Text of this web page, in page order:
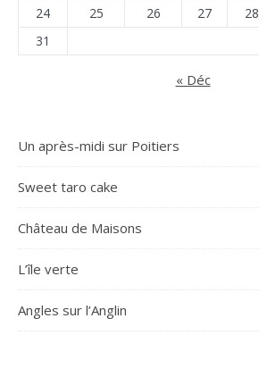
24
25 26 27 28
31
« Déc
Un après-midi sur Poitiers
Sweet taro cake
Château de Maisons
L’île verte
Angles sur l’Anglin